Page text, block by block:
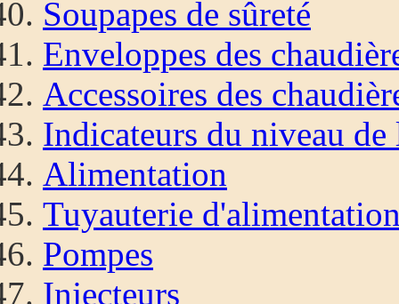
Soupapes de sûreté
Enveloppes des
Accessoires des
Indicateurs du niveau de
Alimentation
Tuyauterie
Pompes
Injecteurs